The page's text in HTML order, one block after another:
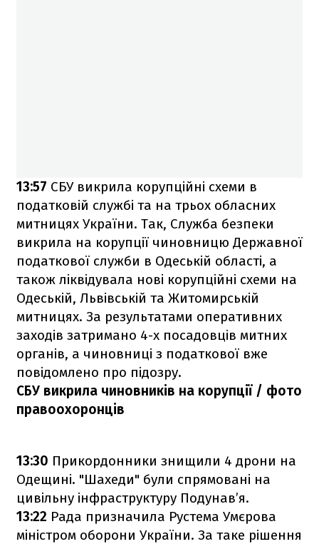
13:57 СБУ викрила корупційні схеми в
податковій службі та на трьох обласних
митницях України. Так, Служба безпеки
викрила на корупції чиновницю Державної
податкової служби в Одеській області, а
також ліквідувала нові корупційні схеми на
Одеській, Львівській та Житомирській
митницях. За результатами оперативних
заходів затримано 4-х посадовців митних
органів, а чиновниці з податкової вже
повідомлено про підозру.
СБУ викрила чиновників на корупції / фото
правоохоронців
13:30 Прикордонники знищили 4 дрони на
Одещині. "Шахеди" були спрямовані на
цивільну інфраструктуру Подунав’я.
13:22 Рада призначила Рустема Умєрова
міністром оборони України. За таке рішення